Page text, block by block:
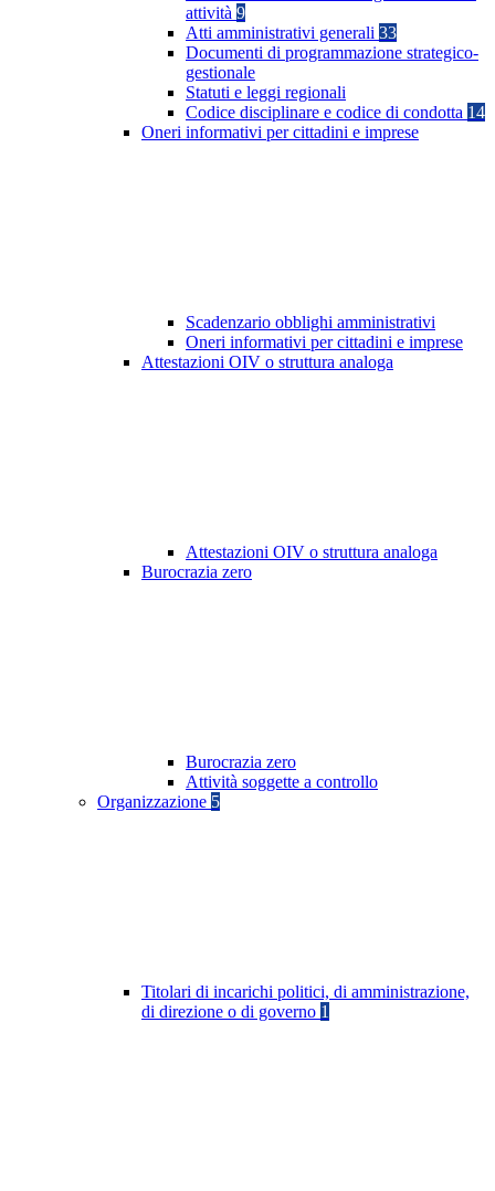
attività 9
Atti amministrativi generali 33
Documenti di programmazione strategico-
gestionale
Statuti e leggi regionali
Codice disciplinare e codice di condotta 14
Oneri informativi per cittadini e imprese
Scadenzario obblighi amministrativi
Oneri informativi per cittadini e imprese
Attestazioni OIV o struttura analoga
Attestazioni OIV o struttura analoga
Burocrazia zero
Burocrazia zero
Attività soggette a controllo
Organizzazione 5
Titolari di incarichi politici, di amministrazione,
di direzione o di governo 1